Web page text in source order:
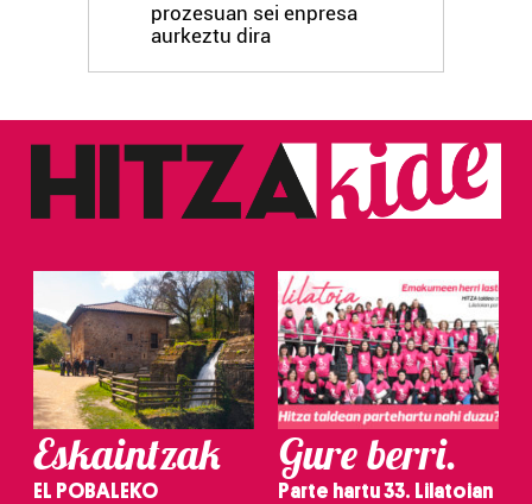
fitxategiak erabiltzen ditu. Zure esperientzia eta
zerbitzuak hobetzeko asmoz, cookie teknologiaz
baliatzen gara. Ohar hau onartuz gero, teknologia hori
prozesuan sei enpresa
aurkeztu dira
Eskaintzak
EL POBALEKO
Gure berri.
Parte hartu 33. Lilatoian